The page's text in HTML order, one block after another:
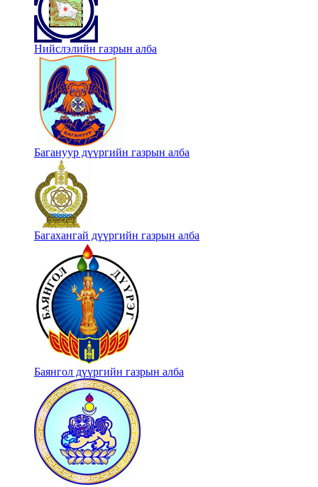
Нийслэлийн газрын алба
Багануур дүүргийн газрын алба
Багахангай дүүргийн газрын алба
Баянгол дүүргийн газрын алба